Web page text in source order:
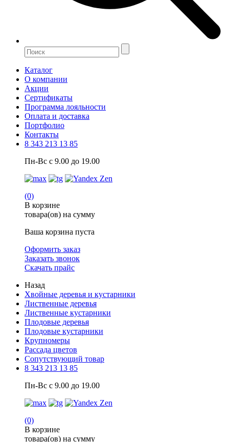
Каталог
О компании
Акции
Сертификаты
Программа лояльности
Оплата и доставка
Портфолио
Контакты
8 343 213 13 85
Пн-Вс с 9.00 до 19.00
(0)
В корзине
товара(ов) на сумму
Ваша корзина пуста
Оформить заказ
Заказать звонок
Скачать прайс
Назад
Хвойные деревья и кустарники
Лиственные деревья
Лиственные кустарники
Плодовые деревья
Плодовые кустарники
Крупномеры
Рассада цветов
Сопутствующий товар
8 343 213 13 85
Пн-Вс с 9.00 до 19.00
(0)
В корзине
товара(ов) на сумму